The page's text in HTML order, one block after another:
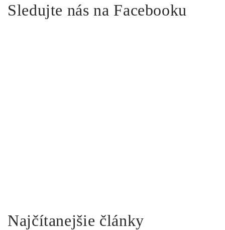
Sledujte nás na Facebooku
Najčítanejšie články